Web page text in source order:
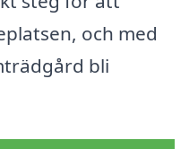
och med
bli